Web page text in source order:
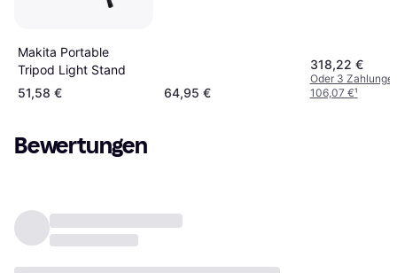
Makita Portable
Tripod Light Stand
51,58 €
64,95 €
318,22 €
Oder 3
106,07 €¹
Bewertungen